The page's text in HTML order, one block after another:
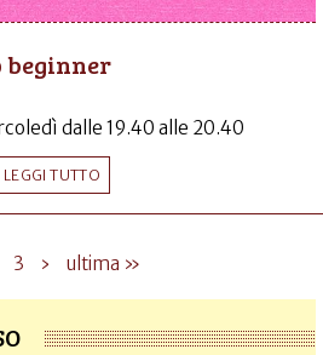
beginner
dalle 19.40 alle 20.40
LEGGI TUTTO
3 › ultima »